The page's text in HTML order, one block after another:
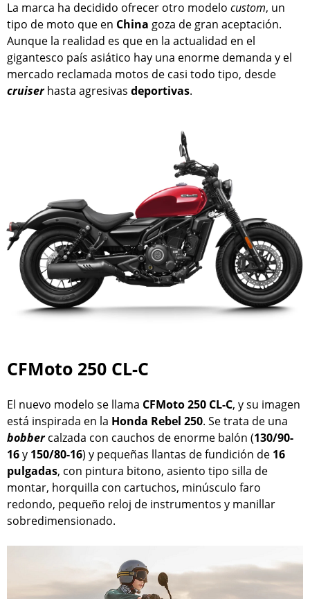
La marca ha decidido ofrecer otro modelo custom, un
tipo de moto que en China goza de gran aceptación.
Aunque la realidad es que en la actualidad en el
gigantesco país asiático hay una enorme demanda y el
mercado reclamada motos de casi todo tipo, desde
cruiserhasta agresivas deportivas.
CFMoto 250 CL-C
El nuevo modelo se llama CFMoto 250 CL-C, y su imagen
está inspirada en la Honda Rebel 250. Se trata de una
bobbercalzada con cauchos de enorme balón (130/90-
16y 150/80-16) y pequeñas llantas de fundición de 16
pulgadas, con pintura bitono, asiento tipo silla de
montar, horquilla con cartuchos, minúsculo faro
redondo, pequeño reloj de instrumentos y manillar
sobredimensionado.